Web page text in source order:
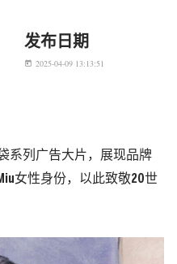
发布日期
today 2025-04-09 13:13:51
系列广告大片，展现品牌
女性身份，以此致敬20世